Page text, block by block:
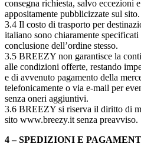
consegna richiesta, salvo eccezioni
appositamente pubblicizzate sul sito.
3.4 Il costo di trasporto per
italiano sono chiaramente
conclusione dell’ordine stesso.
3.5 BREEZY non garantisce la
alle condizioni offerte, restando
e di avvenuto pagamento della
telefonicamente o via e-mail per
senza oneri aggiuntivi.
3.6 BREEZY si riserva il diritto di
sito www.breezy.it senza preavviso.
4 – SPEDIZIONI E